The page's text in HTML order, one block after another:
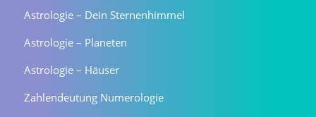
Astrologie – Dein Sternenhimmel
Astrologie – Planeten
Astrologie – Häuser
Zahlendeutung Numerologie